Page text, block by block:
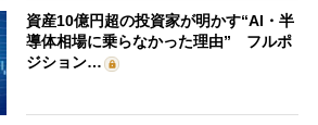
資産10億円超の投資家が明かす“AI・半
導体相場に乗らなかった理由” フルポ
ジション…